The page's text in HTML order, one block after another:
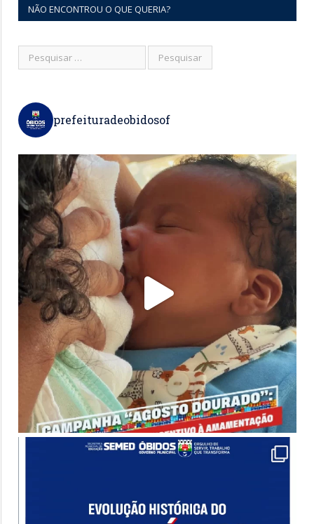
NÃO ENCONTROU O QUE QUERIA?
prefeituradeobidosof